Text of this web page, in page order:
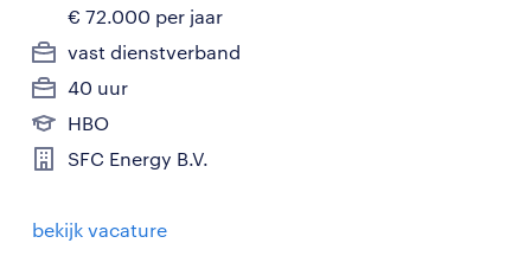
€ 72.000 per jaar
vast dienstverband
40 uur
HBO
SFC Energy B.V.
bekijk vacature